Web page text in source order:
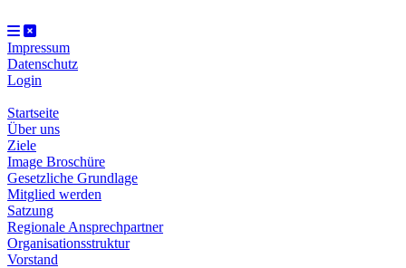
Impressum
Datenschutz
Login
Startseite
Über uns
Ziele
Image Broschüre
Gesetzliche Grundlage
Mitglied werden
Satzung
Regionale Ansprechpartner
Organisationsstruktur
Vorstand